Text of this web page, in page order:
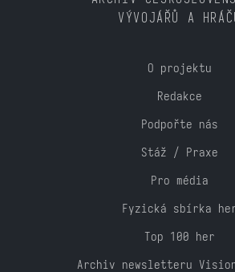
VÝVOJÁŘŮ A
O projektu
Redakce
Podpořte nás
Stáž / Praxe
Pro média
Fyzická sbírka
Top 100 her
Archiv newsletteru